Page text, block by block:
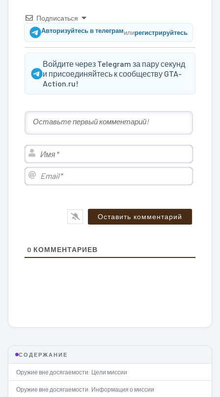
Подписаться
Авторизуйтесь в телеграмилирегистрируйтесь
Войдите через Telegram за пару секунд
и присоединяйтесь к сообществу GTA-
Action.ru!
Имя*
Email*
0 КОММЕНТАРИЕВ
СОДЕРЖАНИЕ
Оружие вне досягаемости: Цели миссии
Оружие вне досягаемости: Информация о миссии